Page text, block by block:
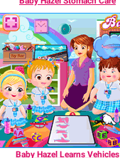
Baby Hazel Learns Vehicles